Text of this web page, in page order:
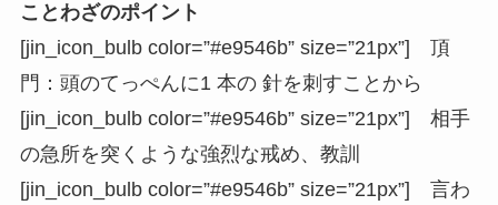
ことわざのポイント
[jin_icon_bulb color=”#e9546b” size=”21px”] 頂
門：頭のてっぺんに1 本の 針を刺すことから
[jin_icon_bulb color=”#e9546b” size=”21px”] 相手
の急所を突くような強烈な戒め、教訓
[jin_icon_bulb color=”#e9546b” size=”21px”] 言わ